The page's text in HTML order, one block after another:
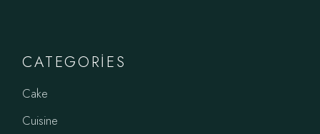
CATEGORIES
Cake
Cuisine